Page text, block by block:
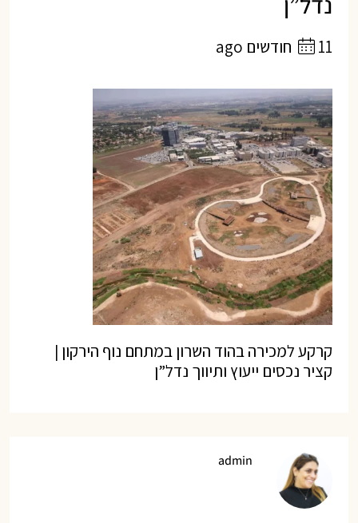
11 חודשים ago
קרקע למכירה בהוד השרון במתחם נוף הירקון |
קציר נכסים ייעוץ ותיווך נדל”ן
admin